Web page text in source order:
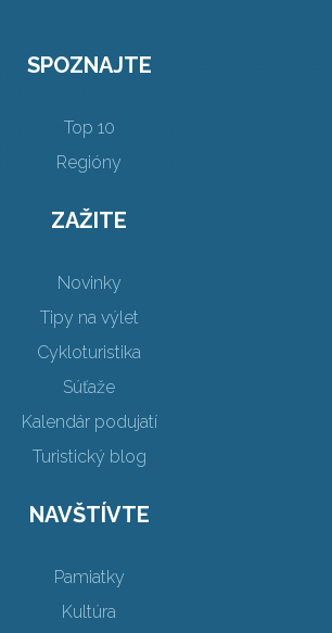
SPOZNAJTE
Top 10
Regióny
ZAŽITE
Novinky
Tipy na výlet
Cykloturistika
Súťaže
Kalendár podujatí
Turistický blog
NAVŠTÍVTE
Pamiatky
Kultúra